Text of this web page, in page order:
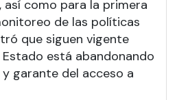
así como para la primera
de las políticas
que siguen vigente
Estado está abandonando
garante del acceso a